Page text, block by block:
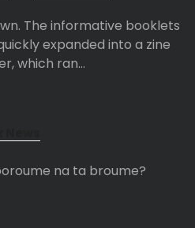
The informative booklets
expanded into a zine
which ran…
na ta broume?